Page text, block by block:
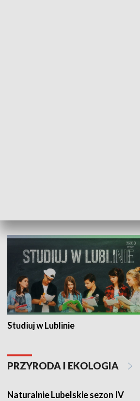
Studiuj w Lublinie
PRZYRODA I EKOLOGIA
Naturalnie Lubelskie sezon IV